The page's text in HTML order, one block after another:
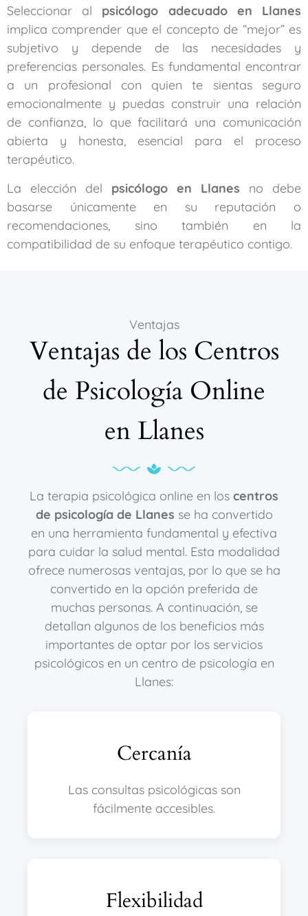
Seleccionar al psicólogo adecuado en Llanes
implica comprender que el concepto de “mejor” es
subjetivo y depende de las necesidades y
preferencias personales. Es fundamental encontrar
a un profesional con quien te sientas seguro
emocionalmente y puedas construir una relación
de confianza, lo que facilitará una comunicación
abierta y honesta, esencial para el proceso
terapéutico.
La elección del psicólogo en Llanes no debe
basarse únicamente en su reputación o
recomendaciones, sino también en la
compatibilidad de su enfoque terapéutico contigo.
Ventajas
Ventajas de los Centros
de Psicología Online
en Llanes
La terapia psicológica online en los centros
de psicología de Llanes se ha convertido
en una herramienta fundamental y efectiva
para cuidar la salud mental. Esta modalidad
ofrece numerosas ventajas, por lo que se ha
convertido en la opción preferida de
muchas personas. A continuación, se
detallan algunos de los beneficios más
importantes de optar por los servicios
psicológicos en un centro de psicología en
Llanes:
Cercanía
Las consultas psicológicas son
fácilmente accesibles.
Flexibilidad